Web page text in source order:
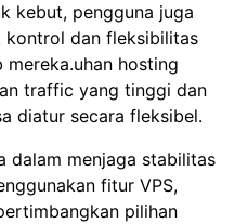
kebut, pengguna juga
kontrol dan fleksibilitas
hosting
traffic yang tinggi dan
diatur secara fleksibel.
dalam menjaga stabilitas
fitur VPS,
pilihan